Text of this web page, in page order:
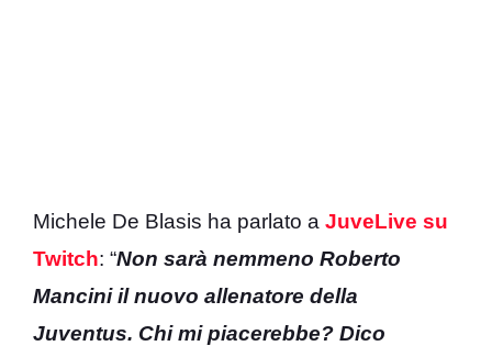
Michele De Blasis ha parlato a JuveLive su
Twitch: “Non sarà nemmeno Roberto
Mancini il nuovo allenatore della
Juventus. Chi mi piacerebbe? Dico